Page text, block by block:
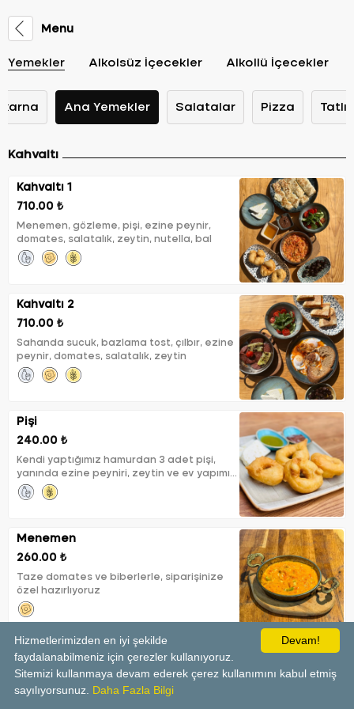
Menu
Yemekler Alkolsüz İçecekler Alkollü İçecekler
Ana Yemekler Salatalar Pizza
Kahvaltı
Kahvaltı 1
710.00 ₺
Menemen, gözleme, pişi, ezine peynir,
domates, salatalık, zeytin, nutella, bal
Kahvaltı 2
710.00 ₺
Sahanda sucuk, bazlama tost, çılbır, ezine
peynir, domates, salatalık, zeytin
Pişi
240.00 ₺
Kendi yaptığımız hamurdan 3 adet pişi,
yanında ezine peyniri, zeytin ve ev yapımı
reçel ile
Menemen
260.00 ₺
Taze domates ve biberlerle, siparişinize
özel hazırlıyoruz
Pancake
240.00 ₺
Akçaağaç şurubu, nutella ve meyveler ile
Devam!
Hizmetlerimizden en iyi şekilde
faydalanabilmeniz için çerezler kullanıyoruz.
Sitemizi kullanmaya devam ederek çerez kullanımını kabul etmiş
sayılıyorsunuz. Daha Fazla Bilgi